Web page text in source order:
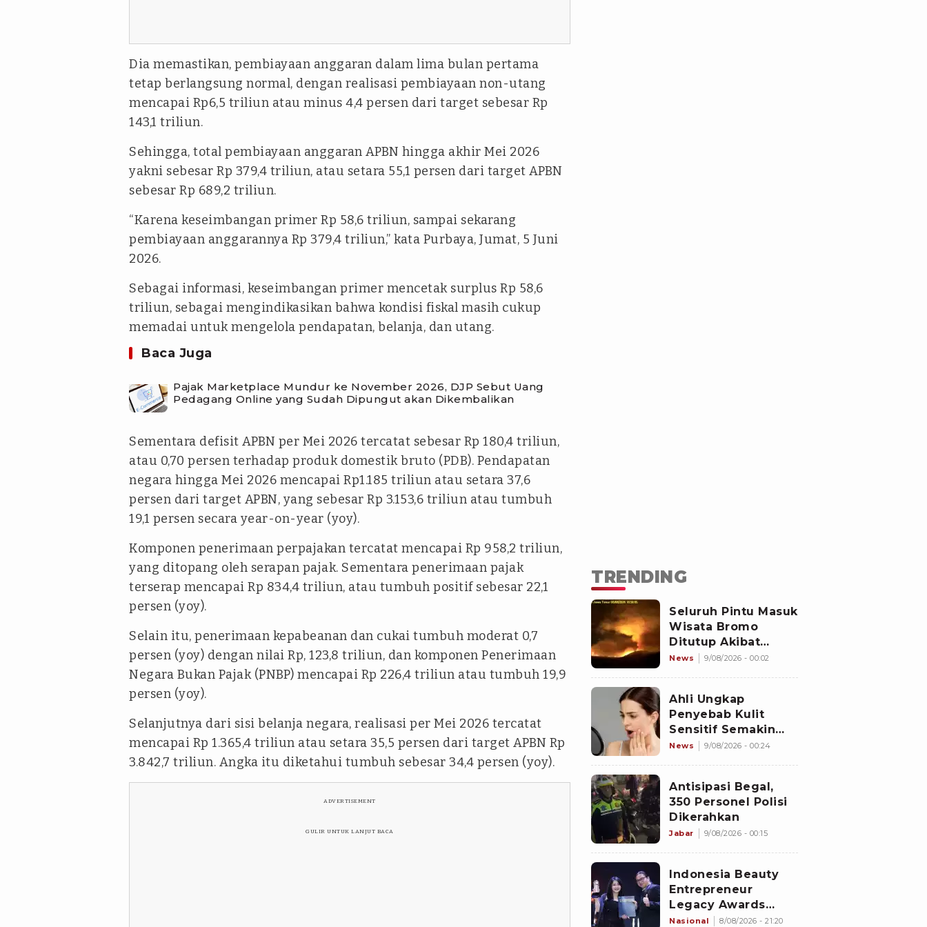
Dia memastikan, pembiayaan anggaran dalam lima bulan pertama
tetap berlangsung normal, dengan realisasi pembiayaan non-utang
mencapai Rp6,5 triliun atau minus 4,4 persen dari target sebesar Rp
143,1 triliun.
Sehingga, total pembiayaan anggaran APBN hingga akhir Mei 2026
yakni sebesar Rp 379,4 triliun, atau setara 55,1 persen dari target APBN
sebesar Rp 689,2 triliun.
“Karena keseimbangan primer Rp 58,6 triliun, sampai sekarang
pembiayaan anggarannya Rp 379,4 triliun,” kata Purbaya, Jumat, 5 Juni
2026.
Sebagai informasi, keseimbangan primer mencetak surplus Rp 58,6
triliun, sebagai mengindikasikan bahwa kondisi fiskal masih cukup
memadai untuk mengelola pendapatan, belanja, dan utang.
Baca Juga
Pajak Marketplace Mundur ke November 2026, DJP Sebut Uang
Pedagang Online yang Sudah Dipungut akan Dikembalikan
Sementara defisit APBN per Mei 2026 tercatat sebesar Rp 180,4 triliun,
atau 0,70 persen terhadap produk domestik bruto (PDB). Pendapatan
negara hingga Mei 2026 mencapai Rp1.185 triliun atau setara 37,6
persen dari target APBN, yang sebesar Rp 3.153,6 triliun atau tumbuh
19,1 persen secara year-on-year (yoy).
Komponen penerimaan perpajakan tercatat mencapai Rp 958,2 triliun,
yang ditopang oleh serapan pajak. Sementara penerimaan pajak
terserap mencapai Rp 834,4 triliun, atau tumbuh positif sebesar 22,1
persen (yoy).
Selain itu, penerimaan kepabeanan dan cukai tumbuh moderat 0,7
persen (yoy) dengan nilai Rp, 123,8 triliun, dan komponen Penerimaan
Negara Bukan Pajak (PNBP) mencapai Rp 226,4 triliun atau tumbuh 19,9
persen (yoy).
Selanjutnya dari sisi belanja negara, realisasi per Mei 2026 tercatat
mencapai Rp 1.365,4 triliun atau setara 35,5 persen dari target APBN Rp
3.842,7 triliun. Angka itu diketahui tumbuh sebesar 34,4 persen (yoy).
ADVERTISEMENT
GULIR UNTUK LANJUT BACA
TRENDING
Seluruh Pintu Masuk
Wisata Bromo
Ditutup Akibat
Kebakaran Hutan
News 9/08/2026 - 00:02
Ahli Ungkap
Penyebab Kulit
Sensitif Semakin
Banyak Dikeluhkan
News 9/08/2026 - 00:24
Antisipasi Begal,
350 Personel Polisi
Dikerahkan
Jabar 9/08/2026 - 00:15
Indonesia Beauty
Entrepreneur
Legacy Awards
2026 Digelar di
Nasional 8/08/2026 - 21:20